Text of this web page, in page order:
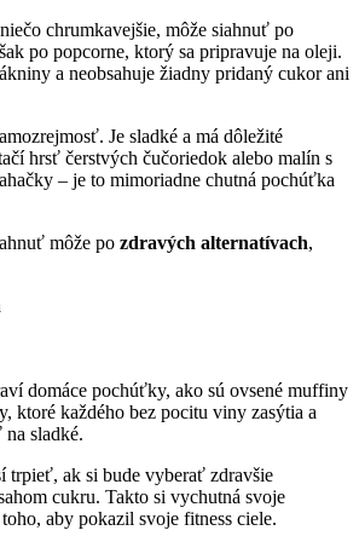
chrumkavejšie, môže siahnuť po
po popcorne, ktorý sa pripravuje na oleji.
a neobsahuje žiadny pridaný cukor ani
Je sladké a má dôležité
hrsť čerstvých čučoriedok alebo malín s
– je to mimoriadne chutná pochúťka
môže po zdravých alternatívach,
domáce pochúťky, ako sú ovsené muffiny
ktoré každého bez pocitu viny zasýtia a
sladké.
trpieť, ak si bude vyberať zdravšie
cukru. Takto si vychutná svoje
aby pokazil svoje fitness ciele.